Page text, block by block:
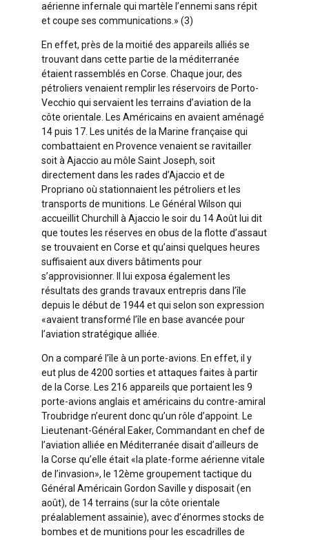
aérienne infernale qui martèle l’ennemi sans répit
et coupe ses communications.» (3)
En effet, près de la moitié des appareils alliés se
trouvant dans cette partie de la méditerranée
étaient rassemblés en Corse. Chaque jour, des
pétroliers venaient remplir les réservoirs de Porto-
Vecchio qui servaient les terrains d’aviation de la
côte orientale. Les Américains en avaient aménagé
14 puis 17. Les unités de la Marine française qui
combattaient en Provence venaient se ravitailler
soit à Ajaccio au môle Saint Joseph, soit
directement dans les rades d’Ajaccio et de
Propriano où stationnaient les pétroliers et les
transports de munitions. Le Général Wilson qui
accueillit Churchill à Ajaccio le soir du 14 Août lui dit
que toutes les réserves en obus de la flotte d’assaut
se trouvaient en Corse et qu’ainsi quelques heures
suffisaient aux divers bâtiments pour
s’approvisionner. Il lui exposa également les
résultats des grands travaux entrepris dans l’île
depuis le début de 1944 et qui selon son expression
«avaient transformé l’île en base avancée pour
l’aviation stratégique alliée.
On a comparé l’île à un porte-avions. En effet, il y
eut plus de 4200 sorties et attaques faites à partir
de la Corse. Les 216 appareils que portaient les 9
porte-avions anglais et américains du contre-amiral
Troubridge n’eurent donc qu’un rôle d’appoint. Le
Lieutenant-Général Eaker, Commandant en chef de
l’aviation alliée en Méditerranée disait d’ailleurs de
la Corse qu’elle était «la plate-forme aérienne vitale
de l’invasion», le 12ème groupement tactique du
Général Américain Gordon Saville y disposait (en
août), de 14 terrains (sur la côte orientale
préalablement assainie), avec d’énormes stocks de
bombes et de munitions pour les escadrilles de